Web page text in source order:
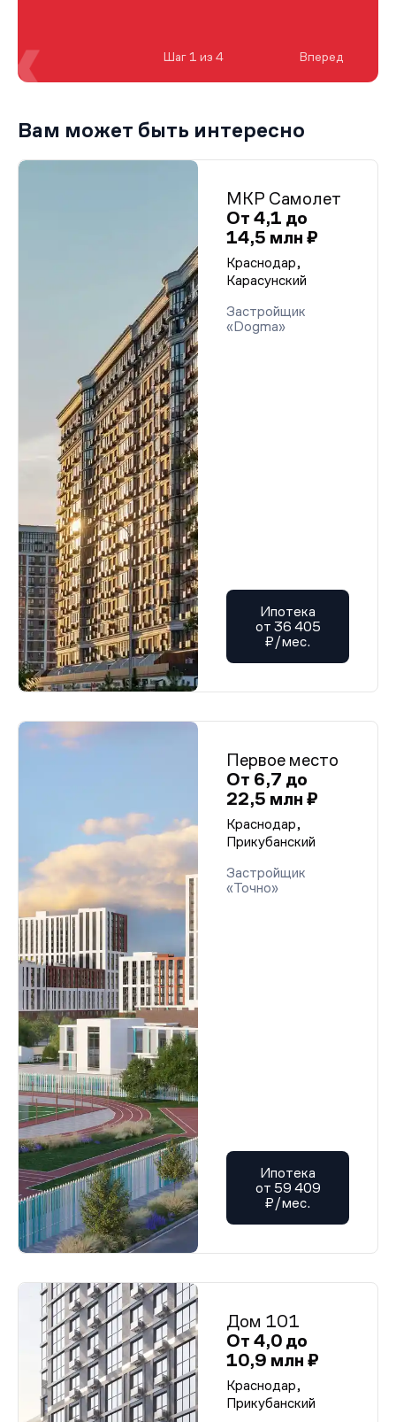
Шаг 1 из 4 Вперед
Вам может быть интересно
МКР Самолет
От 4,1 до
14,5 млн ₽
Краснодар,
Карасунский
Застройщик
«Dogma»
Ипотека
от 36 405
₽/мес.
Первое место
От 6,7 до
22,5 млн ₽
Краснодар,
Прикубанский
Застройщик
«Точно»
Ипотека
от 59 409
₽/мес.
Дом 101
От 4,0 до
10,9 млн ₽
Краснодар,
Прикубанский